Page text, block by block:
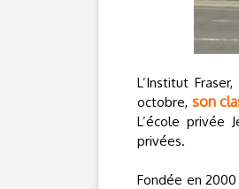
L’Institut
octobre, son
L’école privée
privées.
Fondée en